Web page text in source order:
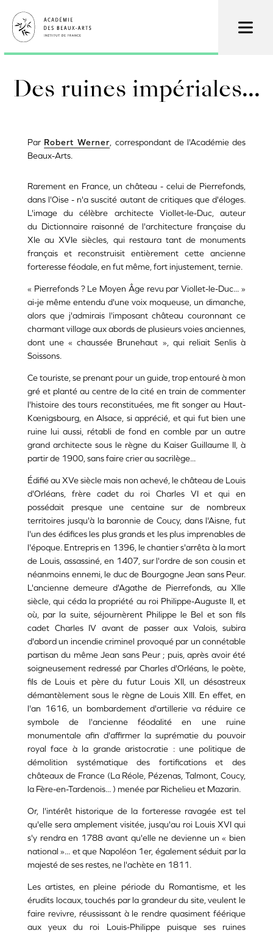
contenu
principal
Des ruines impériales...
Par Robert Werner, correspondant de l'Académie des
Beaux-Arts.
Rarement en France, un château - celui de Pierrefonds,
dans l'Oise - n'a suscité autant de critiques que d'éloges.
L'image du célèbre architecte Viollet-le-Duc, auteur
du Dictionnaire raisonné de l'architecture française du
XIe au XVIe siècles, qui restaura tant de monuments
français et reconstruisit entièrement cette ancienne
forteresse féodale, en fut même, fort injustement, ternie.
« Pierrefonds ? Le Moyen Âge revu par Viollet-le-Duc... »
ai-je même entendu d'une voix moqueuse, un dimanche,
alors que j'admirais l'imposant château couronnant ce
charmant village aux abords de plusieurs voies anciennes,
dont une « chaussée Brunehaut », qui reliait Senlis à
Soissons.
Ce touriste, se prenant pour un guide, trop entouré à mon
gré et planté au centre de la cité en train de commenter
l'histoire des tours reconstituées, me fit songer au Haut-
Kœnigsbourg, en Alsace, si apprécié, et qui fut bien une
ruine lui aussi, rétabli de fond en comble par un autre
grand architecte sous le règne du Kaiser Guillaume II, à
partir de 1900, sans faire crier au sacrilège...
Édifié au XVe siècle mais non achevé, le château de Louis
d'Orléans, frère cadet du roi Charles VI et qui en
possédait presque une centaine sur de nombreux
territoires jusqu'à la baronnie de Coucy, dans l'Aisne, fut
l'un des édifices les plus grands et les plus imprenables de
l'époque. Entrepris en 1396, le chantier s'arrêta à la mort
de Louis, assassiné, en 1407, sur l'ordre de son cousin et
néanmoins ennemi, le duc de Bourgogne Jean sans Peur.
L'ancienne demeure d'Agathe de Pierrefonds, au XIIe
siècle, qui céda la propriété au roi Philippe-Auguste II, et
où, par la suite, séjournèrent Philippe le Bel et son fils
cadet Charles IV avant de passer aux Valois, subira
d'abord un incendie criminel provoqué par un connétable
partisan du même Jean sans Peur ; puis, après avoir été
soigneusement redressé par Charles d'Orléans, le poète,
fils de Louis et père du futur Louis XII, un désastreux
démantèlement sous le règne de Louis XIII. En effet, en
l'an 1616, un bombardement d'artillerie va réduire ce
symbole de l'ancienne féodalité en une ruine
monumentale afin d'affirmer la suprématie du pouvoir
royal face à la grande aristocratie : une politique de
démolition systématique des fortifications et des
châteaux de France (La Réole, Pézenas, Talmont, Coucy,
la Fère-en-Tardenois... ) menée par Richelieu et Mazarin.
Or, l'intérêt historique de la forteresse ravagée est tel
qu'elle sera amplement visitée, jusqu'au roi Louis XVI qui
s'y rendra en 1788 avant qu'elle ne devienne un « bien
national »... et que Napoléon 1er, également séduit par la
majesté de ses restes, ne l'achète en 1811.
Les artistes, en pleine période du Romantisme, et les
érudits locaux, touchés par la grandeur du site, veulent le
faire revivre, réussissant à le rendre quasiment féérique
aux yeux du roi Louis-Philippe puisque ses ruines